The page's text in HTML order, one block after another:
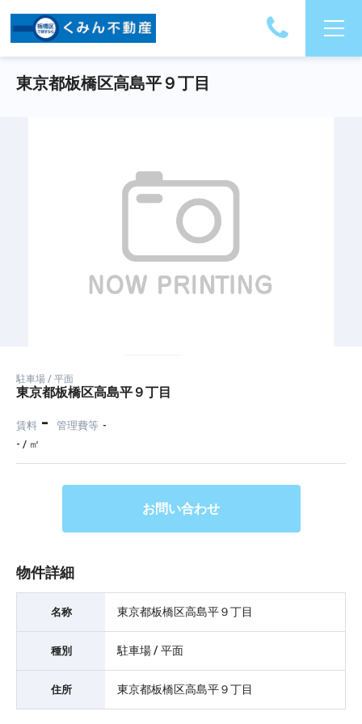
東京都板橋区高島平９丁目
駐車場 / 平面
東京都板橋区高島平９丁目
賃料 - 管理費等 -
- / ㎡
お問い合わせ
物件詳細
名称 東京都板橋区高島平９丁目
種別 駐車場 / 平面
住所 東京都板橋区高島平９丁目